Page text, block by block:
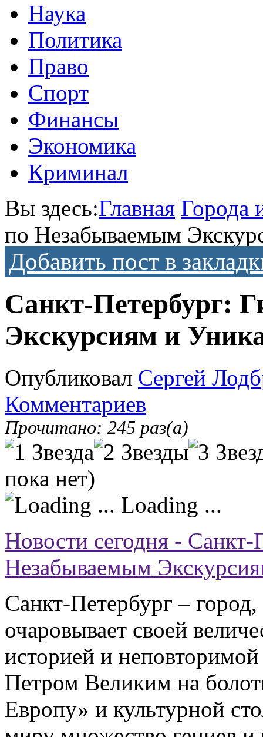
Наука
Политика
Право
Спорт
Финансы
Экономика
Криминал
Вы здесь:Главная Города
по Незабываемым
Добавить пост в
Санкт-Петербург:
Экскурсиям и
Опубликовал Сергей
Комментариев
Прочитано: 245 раз(а)
пока нет)
Loading ...
Новости сегодня -
Незабываемым
Санкт-Петербург – город,
очаровывает своей
историей и
Петром Великим на
Европу» и культурной